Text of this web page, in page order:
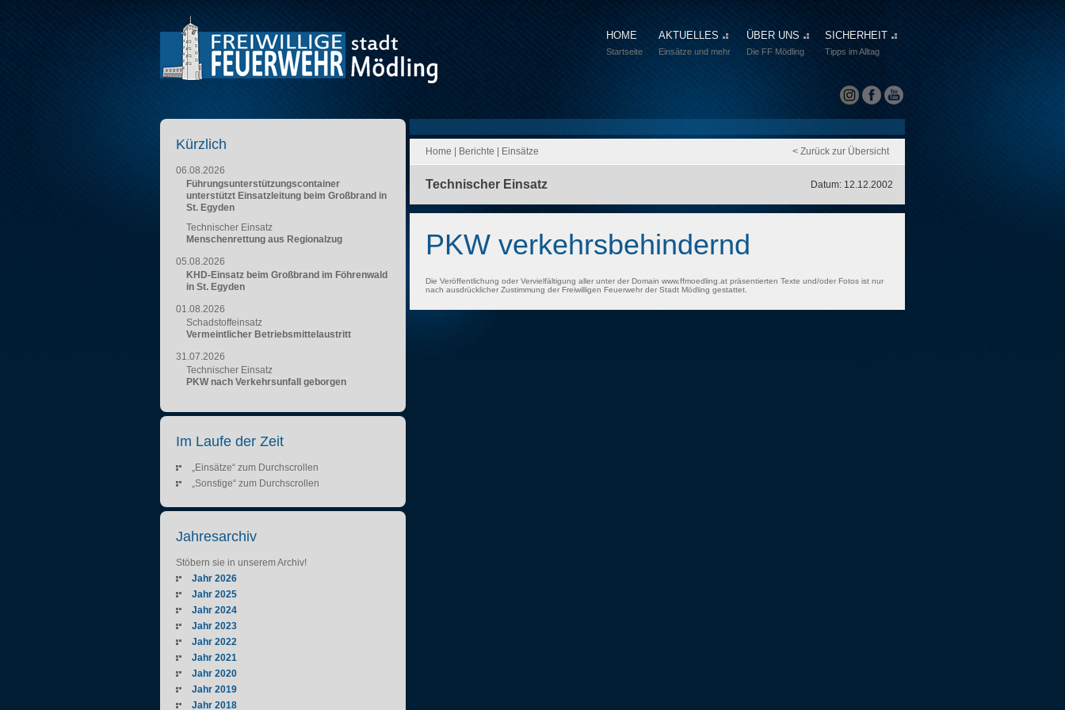
HOME
Startseite
AKTUELLES
Einsätze und mehr
ÜBER UNS
Die FF Mödling
SICHERHEIT
Tipps im Alltag
Home Berichte Einsätze < Zurück zur Übersicht
Technischer Einsatz Datum: 12.12.2002
PKW verkehrsbehindernd
Die Veröffentlichung oder Vervielfältigung aller unter der Domain www.ffmoedling.at präsentierten Texte und/oder Fotos ist nur
nach ausdrücklicher Zustimmung der Freiwilligen Feuerwehr der Stadt Mödling gestattet.
Kürzlich
06.08.2026
Führungsunterstützungscontainer
unterstützt Einsatzleitung beim Großbrand in
St. Egyden
Technischer Einsatz
Menschenrettung aus Regionalzug
05.08.2026
KHD-Einsatz beim Großbrand im Föhrenwald
in St. Egyden
01.08.2026
Schadstoffeinsatz
Vermeintlicher Betriebsmittelaustritt
31.07.2026
Technischer Einsatz
PKW nach Verkehrsunfall geborgen
Im Laufe der Zeit
„Einsätze“ zum Durchscrollen
„Sonstige“ zum Durchscrollen
Jahresarchiv
Stöbern sie in unserem Archiv!
Jahr 2026
Jahr 2025
Jahr 2024
Jahr 2023
Jahr 2022
Jahr 2021
Jahr 2020
Jahr 2019
Jahr 2018